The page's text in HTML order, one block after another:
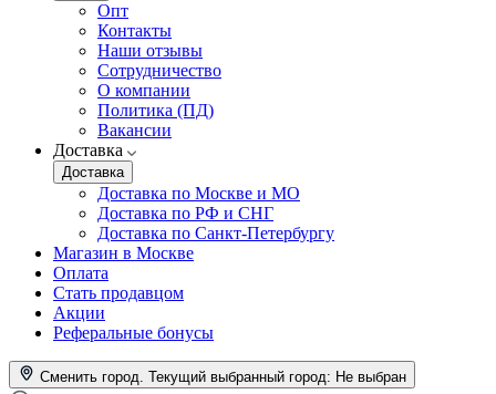
Опт
Контакты
Наши отзывы
Сотрудничество
О компании
Политика (ПД)
Вакансии
Доставка
Доставка
Доставка по Москве и МО
Доставка по РФ и СНГ
Доставка по Санкт-Петербургу
Магазин в Москве
Оплата
Стать продавцом
Акции
Реферальные бонусы
Сменить город. Текущий выбранный город: Не выбран